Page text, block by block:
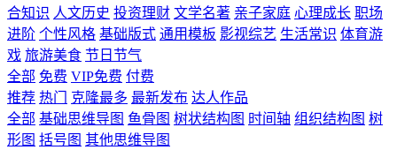
合知识 人文历史 投资理财 文学名著 亲子家庭 心理成长 职场
进阶 个性风格 基础版式 通用模板 影视综艺 生活常识 体育游
戏 旅游美食 节日节气
全部 免费 VIP免费 付费
推荐 热门 克隆最多 最新发布 达人作品
全部 基础思维导图 鱼骨图 树状结构图 时间轴 组织结构图 树
形图 括号图 其他思维导图